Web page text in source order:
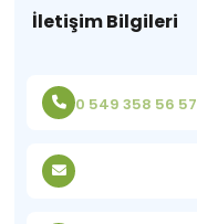
İletişim Bilgileri
0 549 358 56 57